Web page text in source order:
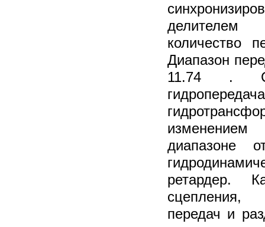
делителем
количество
Диапазон
11.74 .
диапазоне
ретардер.
сцепления,
передач и